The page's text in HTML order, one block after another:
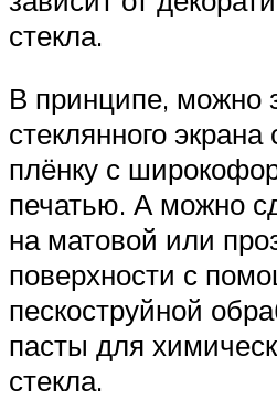
стекла.
В принципе, можно
стеклянного
плёнку с
печатью. А можно
на матовой или
поверхности с
пескоструйной
пасты для
стекла.